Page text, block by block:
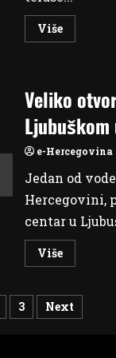
VišeRead
more
jeseni
i
zime
Veliko
e-Hercegovina
Jedan od
Hercegovini,
centar u
VišeRead
more
otvorenje
centra
3 Next